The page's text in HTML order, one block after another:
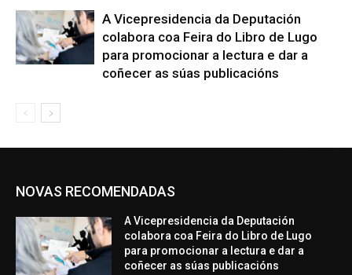
A Vicepresidencia da Deputación
colabora coa Feira do Libro de Lugo
para promocionar a lectura e dar a
coñecer as súas publicacións
NOVAS RECOMENDADAS
A Vicepresidencia da Deputación
colabora coa Feira do Libro de Lugo
para promocionar a lectura e dar a
coñecer as súas publicacións